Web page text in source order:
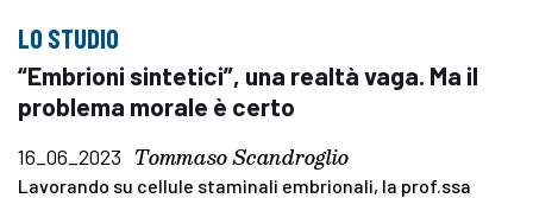
LO STUDIO
“Embrioni sintetici”, una realtà vaga. Ma il
problema morale è certo
16_06_2023 Tommaso Scandroglio
Lavorando su cellule staminali embrionali, la prof.ssa